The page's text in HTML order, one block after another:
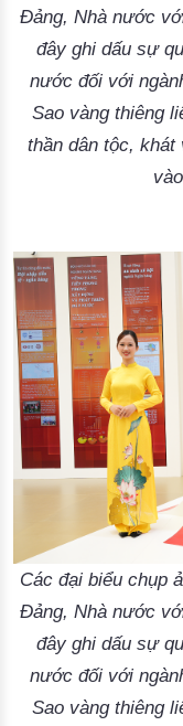
Đảng, Nhà nước
đây ghi dấu sự
nước đối với
Sao vàng thiêng
thần dân tộc,
Các đại biểu chụp
Đảng, Nhà nước
đây ghi dấu sự
nước đối với
Sao vàng thiêng